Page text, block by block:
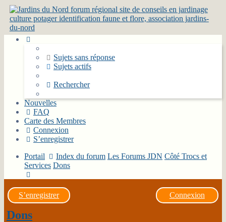
Sujets sans réponse
Sujets actifs
Rechercher
Nouvelles
FAQ
Carte des Membres
Connexion
S’enregistrer
Portail
Index du forum Les Forums JDN Côté Trocs et
Services Dons
S’enregistrer Connexion
Dons